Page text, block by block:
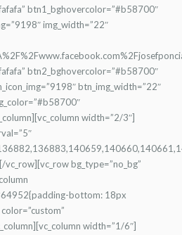
btn1_bghovercolor=”#b58700″
img_width=”22″
btn2_bghovercolor=”#b58700″
btn_img_width=”22″
width=”2/3″]
vc_row][vc_row bg_type=”no_bg”
bottom: 18px
width=”1/6″]